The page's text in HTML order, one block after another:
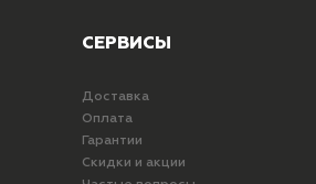
СЕРВИСЫ
Доставка
Оплата
Гарантии
Скидки и акции